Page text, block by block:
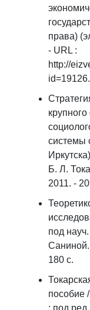
права)
- URL :
http://
id=19126.
системы
Б. Л.
2011. -
под
180 c.
пособие
; под